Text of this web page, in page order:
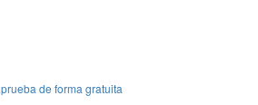
prueba de forma gratuita